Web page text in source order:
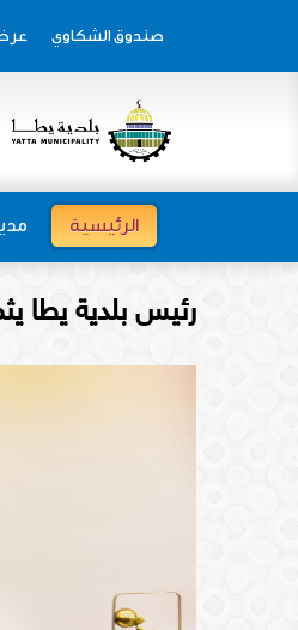
صندوق الشكاوي
الرئيسية
رئيس بلدية يطا